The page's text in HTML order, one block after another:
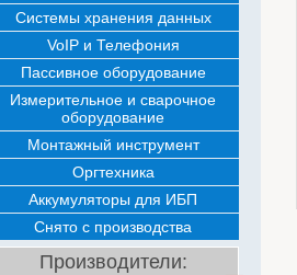
Системы хранения данных
VoIP и Телефония
Пассивное оборудование
Измерительное и сварочное
оборудование
Монтажный инструмент
Оргтехника
Аккумуляторы для ИБП
Снято с производства
Производители: